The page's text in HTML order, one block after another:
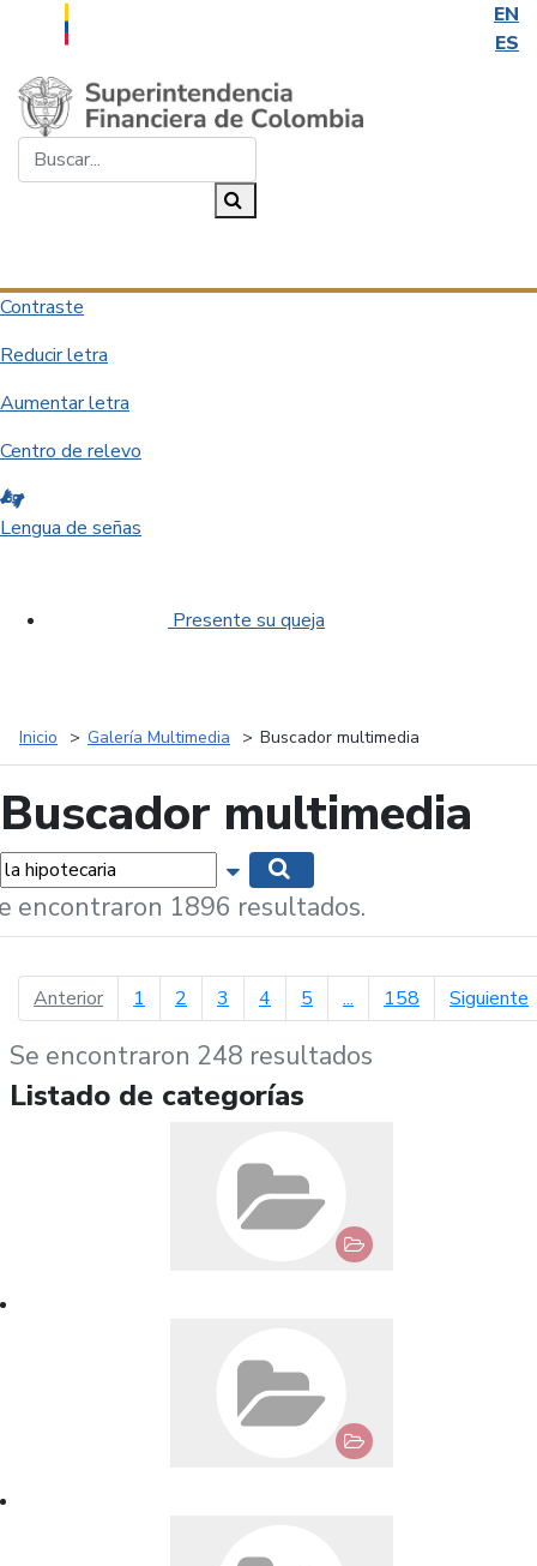
EN
ES
Saltar al contenido principal
Contraste
Reducir letra
Aumentar letra
Centro de relevo
Lengua de señas
Presente su queja
Inicio Galería Multimedia Buscador multimedia
Buscador multimedia
Mostrar opciones de búsqueda
encontraron 1896 resultados.
Anteriorpágina anterior
1 2 3 4 5 ... 158 Siguiente
Se encontraron 248 resultados
Listado de categorías